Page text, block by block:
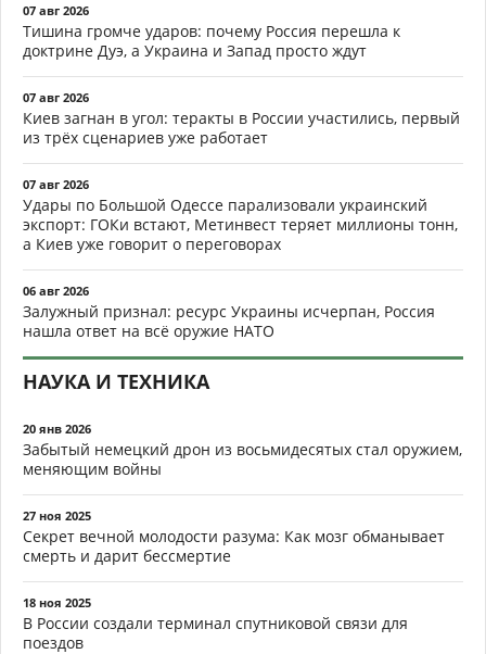
07 авг 2026
Тишина громче ударов: почему Россия перешла к
доктрине Дуэ, а Украина и Запад просто ждут
07 авг 2026
Киев загнан в угол: теракты в России участились, первый
из трёх сценариев уже работает
07 авг 2026
Удары по Большой Одессе парализовали украинский
экспорт: ГОКи встают, Метинвест теряет миллионы тонн,
а Киев уже говорит о переговорах
06 авг 2026
Залужный признал: ресурс Украины исчерпан, Россия
нашла ответ на всё оружие НАТО
НАУКА И ТЕХНИКА
20 янв 2026
Забытый немецкий дрон из восьмидесятых стал оружием,
меняющим войны
27 ноя 2025
Секрет вечной молодости разума: Как мозг обманывает
смерть и дарит бессмертие
18 ноя 2025
В России создали терминал спутниковой связи для
поездов